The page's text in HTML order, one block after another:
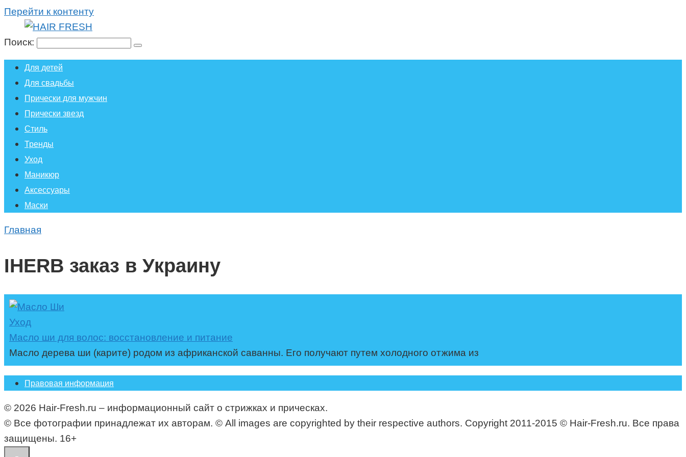
Перейти к контенту
Поиск:
Для детей
Для свадьбы
Прически для мужчин
Прически звезд
Стиль
Тренды
Уход
Маникюр
Аксессуары
Маски
Главная
IHERB заказ в Украину
Уход
Масло ши для волос: восстановление и питание
Масло дерева ши (карите) родом из африканской саванны. Его получают путем холодного отжима из
Правовая информация
© 2026 Hair-Fresh.ru – информационный сайт о стрижках и прическах.
© Все фотографии принадлежат их авторам. © All images are copyrighted by their respective authors. Copyright 2011-2015 © Hair-Fresh.ru. Все права
защищены. 16+